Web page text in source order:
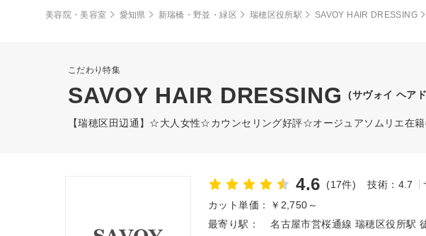
美容院・美容室 愛知県 新瑞橋・野並・緑区 瑞穂区役所駅 SAVOY HAIR DRESSING
こだわり特集
SAVOY HAIR DRESSING (サヴォイ ヘア
【瑞穂区田辺通】☆大人女性☆カウンセリング好評☆オージュアソムリエ在
4.6 (17件) 技術：4.7
カット単価：
￥2,750～
最寄り駅：
名古屋市営桜通線 瑞穂区役所駅